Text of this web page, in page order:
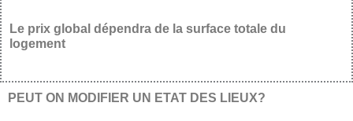
Le prix global dépendra de la surface totale du
logement
PEUT ON MODIFIER UN ETAT DES LIEUX?